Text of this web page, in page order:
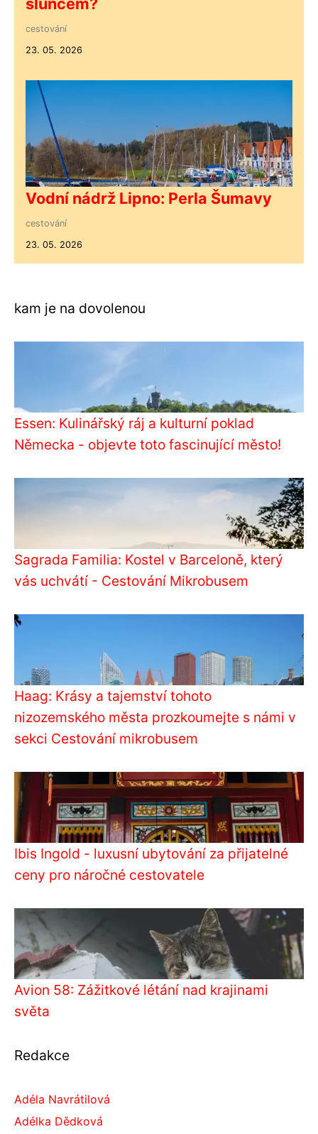
cestování
23. 05. 2026
Vodní nádrž Lipno: Perla Šumavy
cestování
23. 05. 2026
kam je na dovolenou
Essen: Kulinářský ráj a kulturní poklad
Německa - objevte toto fascinující město!
Sagrada Familia: Kostel v Barceloně, který
vás uchvátí - Cestování Mikrobusem
Haag: Krásy a tajemství tohoto
nizozemského města prozkoumejte s námi v
sekci Cestování mikrobusem
Ibis Ingold - luxusní ubytování za přijatelné
ceny pro náročné cestovatele
Avion 58: Zážitkové létání nad krajinami
světa
Redakce
Adéla Navrátilová
Adélka Dědková